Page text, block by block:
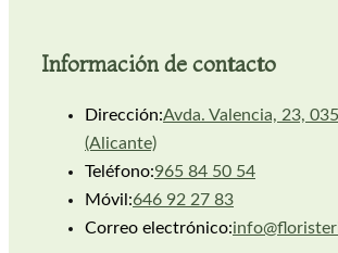
Información de contacto
Dirección:Avda. Valencia, 23,
(Alicante)
Teléfono:965 84 50 54
Móvil:646 92 27 83
Correo electrónico: